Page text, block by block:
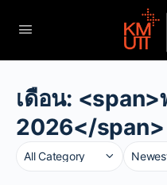
เดือน:
2026</span>
Category
Sort